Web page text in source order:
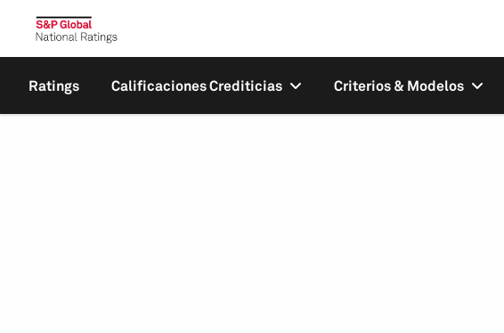
Ratings Calificaciones Crediticias Criterios & Modelos